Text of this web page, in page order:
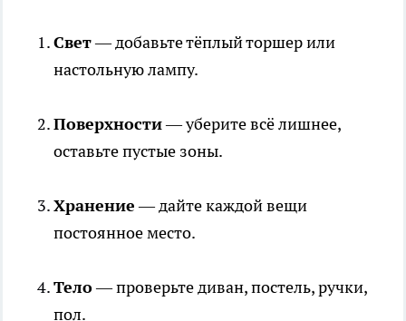
Свет— добавьте тёплый торшер или
настольную лампу.
Поверхности— уберите всё лишнее,
оставьте пустые зоны.
Хранение— дайте каждой вещи
постоянное место.
Тело— проверьте диван, постель, ручки,
пол.